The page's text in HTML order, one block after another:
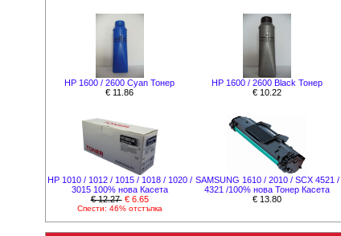
HР 1600 / 2600 Cyan Тонер
€ 11.86
HР 1600 / 2600 Black Тонер
€ 10.22
НР 1010 / 1012 / 1015 / 1018 / 1020 /
3015 100% нова Касета
€ 12.27 € 6.65
Спести: 46% отстъпка
SAMSUNG 1610 / 2010 / SCX 4521 /
4321 /100% нова Toнер Касета
€ 13.80